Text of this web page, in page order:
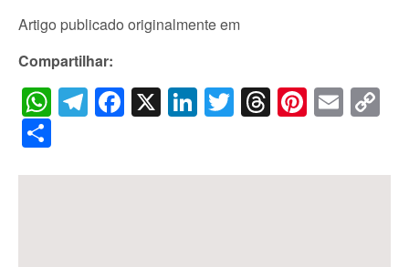
Artigo publicado originalmente em
Compartilhar:
WhatsApp
Telegram
Facebook
X LinkedIn
Twitter
Threads